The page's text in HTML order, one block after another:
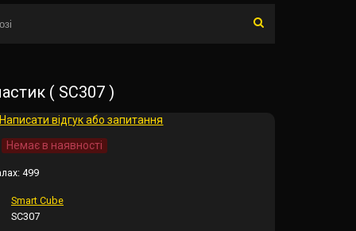
( SC307 )
Написати відгук або запитання
Немає в наявності
499
Smart Cube
SC307